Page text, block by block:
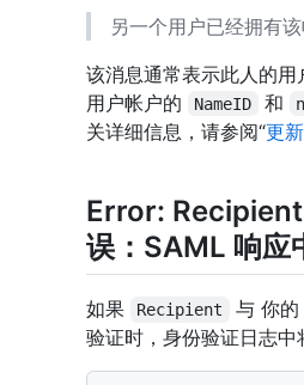
另一个用户已经拥有
该消息通常表示此人的
用户帐户的
NameID 和
关详细信息，请参阅“更
Error:
误：SAML 响应
如果 Recipient
与 你
验证时，身份验证日志中